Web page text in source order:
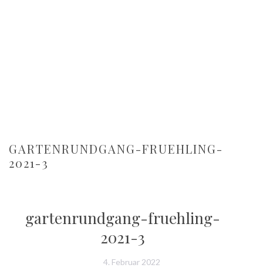
GARTENRUNDGANG-FRUEHLING-
2021-3
gartenrundgang-fruehling-
2021-3
4. Februar 2022